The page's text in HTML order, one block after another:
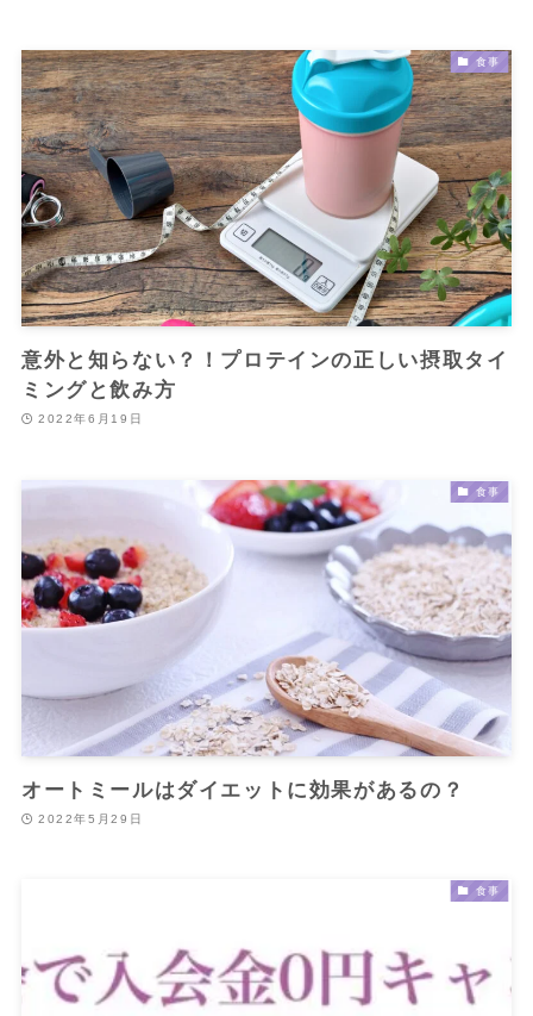
食事
意外と知らない？！プロテインの正しい摂取タイ
ミングと飲み方
2022年6月19日
食事
オートミールはダイエットに効果があるの？
2022年5月29日
食事